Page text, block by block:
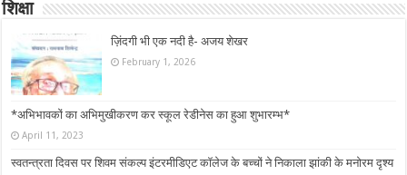
शिक्षा
ज़िंदगी भी एक नदी है- अजय शेखर
February 1, 2026
*अभिभावकों का अभिमुखीकरण कर स्कूल रेडीनेस का हुआ शुभारम्भ*
April 11, 2023
स्वतन्त्रता दिवस पर शिवम संकल्प इंटरमीडिएट कॉलेज के बच्चों ने निकाला झांकी के मनोरम दृश्य